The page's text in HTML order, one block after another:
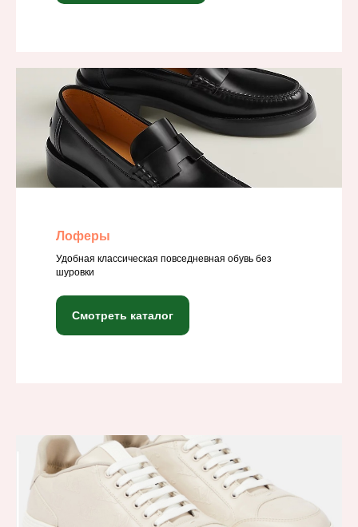
Лоферы
Удобная классическая повседневная обувь без
шуровки
Смотреть каталог